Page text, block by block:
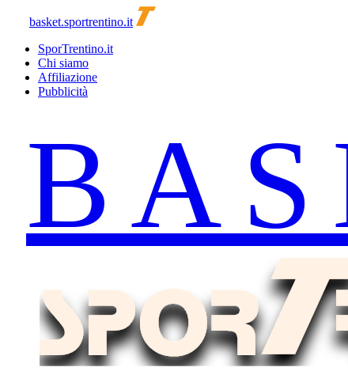
basket.sportrentino.it
SporTrentino.it
Chi siamo
Affiliazione
Pubblicità